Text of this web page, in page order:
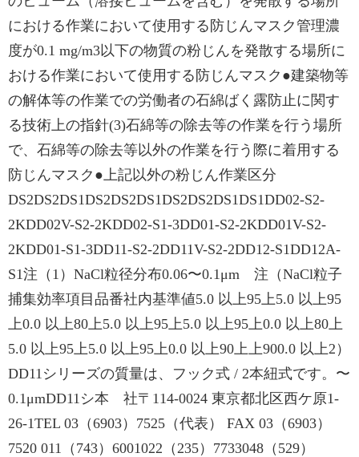
における作業において使用する防じんマスク管理濃
度が0.1 mg/m3以下の物質の粉じんを発散する場所に
おける作業において使用する防じんマスク●建築物等
の解体等の作業での労働者の石綿ばく露防止に関す
る技術上の指針(3)石綿等の除去等の作業を行う場所
で、石綿等の除去等以外の作業を行う際に着用する
防じんマスク●上記以外の粉じん作業区分
DS2DS2DS1DS2DS2DS1DS2DS2DS1DS1DD02-S2-
2KDD02V-S2-2KDD02-S1-3DD01-S2-2KDD01V-S2-
2KDD01-S1-3DD11-S2-2DD11V-S2-2DD12-S1DD12A-
S1注（1）NaCl粒径分布0.06〜0.1μm 注（NaCl粒子
捕集効率項目品番社内基準値5.0 以上95上5.0 以上95
上0.0 以上80上5.0 以上95上5.0 以上95上0.0 以上80上
5.0 以上95上5.0 以上95上0.0 以上90上上900.0 以上2）
DD11シリーズの質量は、フック式 / 2本紐式です。〜
0.1μmDD11シ本 社〒114-0024 東京都北区西ケ原1-
26-1TEL 03（6903）7525（代表） FAX 03（6903）
7520 011（743）6001022（235）7733048（529）